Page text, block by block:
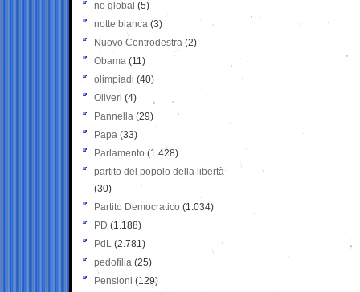
no global (5)
notte bianca (3)
Nuovo Centrodestra (2)
Obama (11)
olimpiadi (40)
Oliveri (4)
Pannella (29)
Papa (33)
Parlamento (1.428)
partito del popolo della libertà
(30)
Partito Democratico (1.034)
PD (1.188)
PdL (2.781)
pedofilia (25)
Pensioni (129)